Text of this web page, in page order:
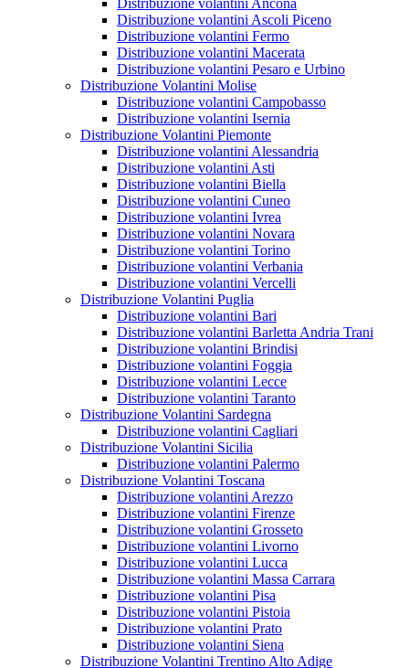
Distribuzione volantini Ancona
Distribuzione volantini Ascoli Piceno
Distribuzione volantini Fermo
Distribuzione volantini Macerata
Distribuzione volantini Pesaro e Urbino
Distribuzione Volantini Molise
Distribuzione volantini Campobasso
Distribuzione volantini Isernia
Distribuzione Volantini Piemonte
Distribuzione volantini Alessandria
Distribuzione volantini Asti
Distribuzione volantini Biella
Distribuzione volantini Cuneo
Distribuzione volantini Ivrea
Distribuzione volantini Novara
Distribuzione volantini Torino
Distribuzione volantini Verbania
Distribuzione volantini Vercelli
Distribuzione Volantini Puglia
Distribuzione volantini Bari
Distribuzione volantini Barletta Andria Trani
Distribuzione volantini Brindisi
Distribuzione volantini Foggia
Distribuzione volantini Lecce
Distribuzione volantini Taranto
Distribuzione Volantini Sardegna
Distribuzione volantini Cagliari
Distribuzione Volantini Sicilia
Distribuzione volantini Palermo
Distribuzione Volantini Toscana
Distribuzione volantini Arezzo
Distribuzione volantini Firenze
Distribuzione volantini Grosseto
Distribuzione volantini Livorno
Distribuzione volantini Lucca
Distribuzione volantini Massa Carrara
Distribuzione volantini Pisa
Distribuzione volantini Pistoia
Distribuzione volantini Prato
Distribuzione volantini Siena
Distribuzione Volantini Trentino Alto Adige